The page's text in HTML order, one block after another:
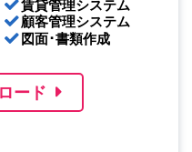
賃貸管理システム
顧客管理システム
図面･書類作成
ード